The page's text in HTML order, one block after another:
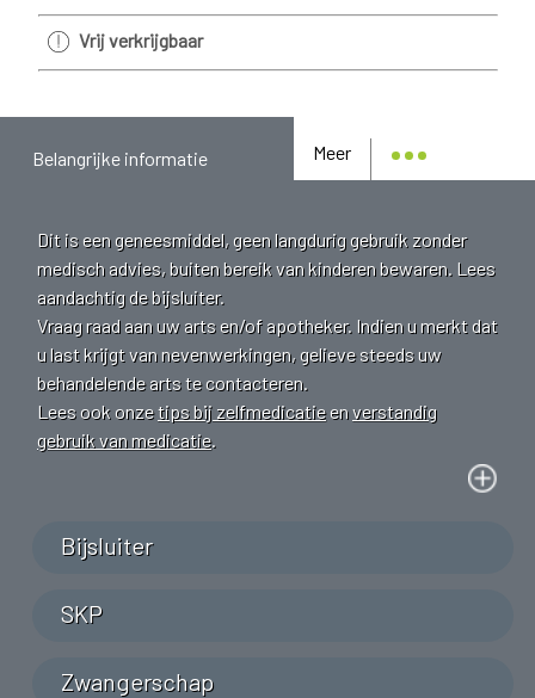
Vrij verkrijgbaar
Meer
Belangrijke informatie
Dit is een geneesmiddel, geen langdurig gebruik zonder
medisch advies, buiten bereik van kinderen bewaren. Lees
aandachtig de bijsluiter.
Vraag raad aan uw arts en/of apotheker. Indien u merkt dat
u last krijgt van nevenwerkingen, gelieve steeds uw
behandelende arts te contacteren.
Lees ook onzetips bij zelfmedicatieenverstandig
gebruik van medicatie.
Bijsluiter
SKP
Zwangerschap